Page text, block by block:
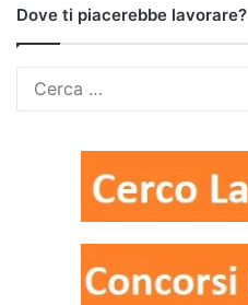
Dove ti piacerebbe lavorare?